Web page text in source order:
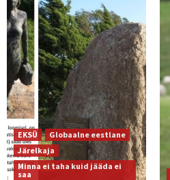
EKSÜ
Globaalne eestlane
Järelkaja
Minna ei taha kuid jääda ei
saa